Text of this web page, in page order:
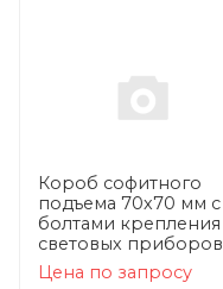
Короб софитного
подъема 70х70 мм с
болтами крепления
световых приборов
Цена по запросу